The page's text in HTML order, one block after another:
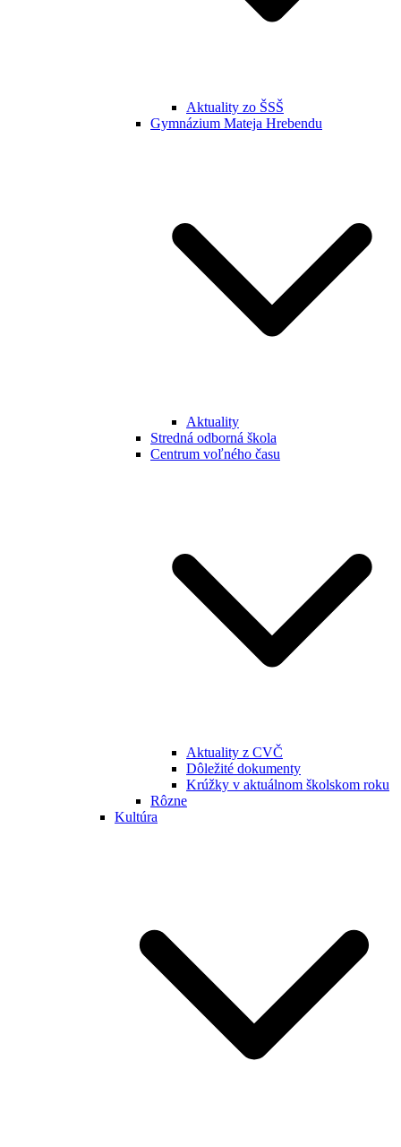
Aktuality zo ŠSŠ
Gymnázium Mateja Hrebendu
Aktuality
Stredná odborná škola
Centrum voľného času
Aktuality z CVČ
Dôležité dokumenty
Krúžky v aktuálnom školskom roku
Rôzne
Kultúra